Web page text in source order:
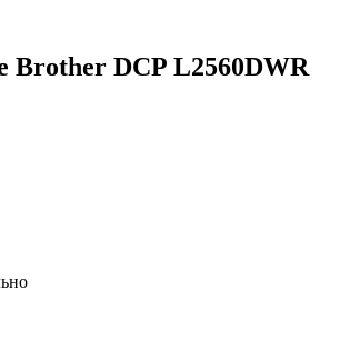
Brother DCP L2560DWR